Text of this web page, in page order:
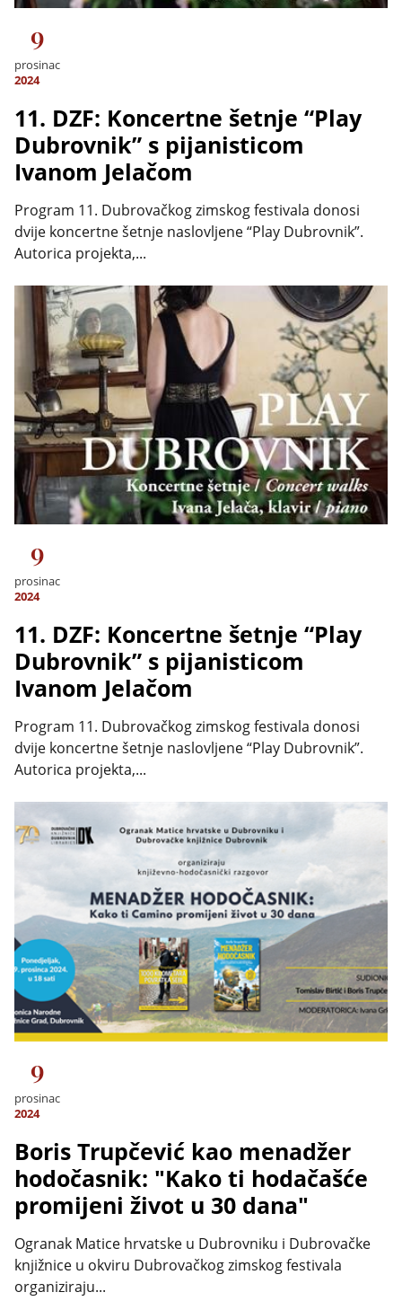
9
prosinac
2024
11. DZF: Koncertne šetnje “Play
Dubrovnik” s pijanisticom
Ivanom Jelačom
Program 11. Dubrovačkog zimskog festivala donosi
dvije koncertne šetnje naslovljene “Play Dubrovnik”.
Autorica projekta,...
9
prosinac
2024
11. DZF: Koncertne šetnje “Play
Dubrovnik” s pijanisticom
Ivanom Jelačom
Program 11. Dubrovačkog zimskog festivala donosi
dvije koncertne šetnje naslovljene “Play Dubrovnik”.
Autorica projekta,...
9
prosinac
2024
Boris Trupčević kao menadžer
hodočasnik: "Kako ti hodačašće
promijeni život u 30 dana"
Ogranak Matice hrvatske u Dubrovniku i Dubrovačke
knjižnice u okviru Dubrovačkog zimskog festivala
organiziraju...